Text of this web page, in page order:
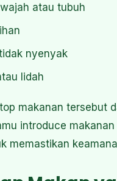
atau tubuh
nyenyak
lidah
makanan tersebut
introduce
memastikan